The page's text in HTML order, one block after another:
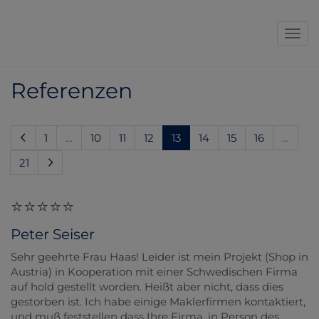
Referenzen
1 … 10 11 12 13(current)
14 15 16
…
21
Peter Seiser
Sehr geehrte Frau Haas! Leider ist mein Projekt (Shop in
Austria) in Kooperation mit einer Schwedischen Firma
auf hold gestellt worden. Heißt aber nicht, dass dies
gestorben ist. Ich habe einige Maklerfirmen kontaktiert,